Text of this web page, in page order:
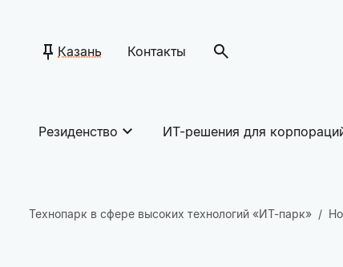
Казань Контакты
Резиденство ИТ-решения для
Технопарк в сфере высоких технологий «ИТ-парк»